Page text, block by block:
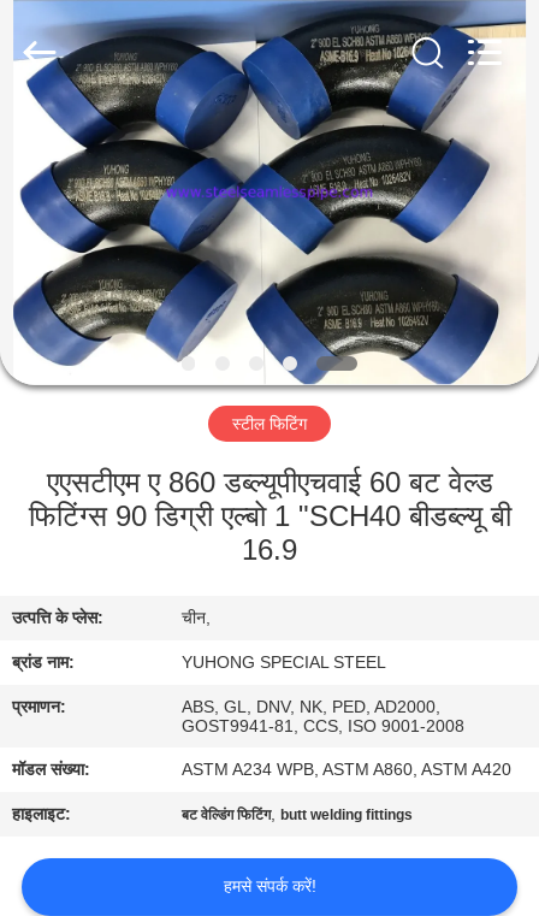
उत्पादों
हमारे
बारे
में
भ्रमण
नियंत्रण
संपर्क
करें
उद्धरण
का
Group
Co.,Ltd.
Rights
Reserved.
स्टील फिटिंग
एएसटीएम ए 860 डब्ल्यूपीएचवाई 60 बट वेल्ड
फिटिंग्स 90 डिग्री एल्बो 1 "SCH40 बीडब्ल्यू बी
16.9
उत्पत्ति के प्लेस: चीन,
ब्रांड नाम: YUHONG SPECIAL STEEL
प्रमाणन:
ABS, GL, DNV, NK, PED, AD2000,
GOST9941-81, CCS, ISO 9001-2008
मॉडल संख्या: ASTM A234 WPB, ASTM A860, ASTM A420
हाइलाइट: बट वेल्डिंग फिटिंग,butt welding fittings
हमसे संपर्क करें!